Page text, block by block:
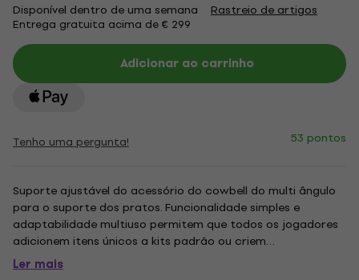
Disponível dentro de uma semana Rastreio de artigos
Entrega gratuita acima de € 299
Adicionar ao carrinho
Tenho uma pergunta! 53 pontos
Suporte ajustável do acessório do cowbell do multi ângulo
para o suporte dos pratos. Funcionalidade simples e
adaptabilidade multiuso permitem que todos os jogadores
adicionem itens únicos a kits padrão ou criem
configurações vastas e instruídas. .
Ler mais